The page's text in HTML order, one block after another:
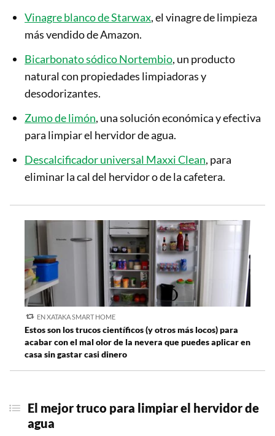
Vinagre blanco de Starwax, el vinagre de limpieza
más vendido de Amazon.
Bicarbonato sódico Nortembio, un producto
natural con propiedades limpiadoras y
desodorizantes.
Zumo de limón, una solución económica y efectiva
para limpiar el hervidor de agua.
Descalcificador universal Maxxi Clean, para
eliminar la cal del hervidor o de la cafetera.
EN XATAKA SMART HOME
Estos son los trucos científicos (y otros más locos) para
acabar con el mal olor de la nevera que puedes aplicar en
casa sin gastar casi dinero
El mejor truco para limpiar el hervidor de
agua